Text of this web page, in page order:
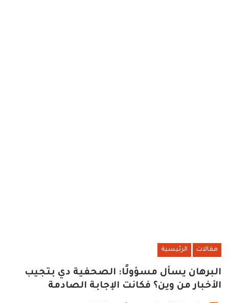
مقالات الرئيسية
البرهان يسأل مسؤولًا: الصحفية دي بتجيب
الأخبار من وين؟ فكانت الإجابة الصادمة